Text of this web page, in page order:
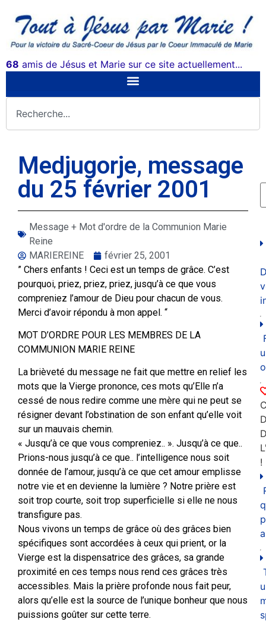
68 amis de Jésus et Marie sur ce site actuellement...
Medjugorje, message
du 25 février 2001
Message + Mot d'ordre de la Communion Marie
Reine
MARIEREINE
février 25, 2001
” Chers enfants ! Ceci est un temps de grâce. C’est
pourquoi, priez, priez, priez, jusqu’à ce que vous
compreniez l’amour de Dieu pour chacun de vous.
Merci d’avoir répondu à mon appel. “
MOT D’ORDRE POUR LES MEMBRES DE LA
COMMUNION MARIE REINE
La brièveté du message ne fait que mettre en relief les
mots que la Vierge prononce, ces mots qu’Elle n’a
cessé de nous redire comme une mère qui ne peut se
résigner devant l’obstination de son enfant qu’elle voit
sur un mauvais chemin.
« Jusqu’à ce que vous compreniez.. ». Jusqu’à ce que..
Prions-nous jusqu’à ce que.. l’intelligence nous soit
donnée de l’amour, jusqu’à ce que cet amour emplisse
notre vie et en devienne la lumière ? Notre prière est
soit trop courte, soit trop superficielle si elle ne nous
transfigure pas.
Nous vivons un temps de grâce où des grâces bien
spécifiques sont accordées à ceux qui prient, or la
Vierge est la dispensatrice des grâces, sa grande
proximité en ces temps nous rend ces grâces très
accessibles. Mais la prière profonde nous fait peur,
alors qu’elle est la source de l’unique bonheur que nous
puissions goûter sur cette terre.
!